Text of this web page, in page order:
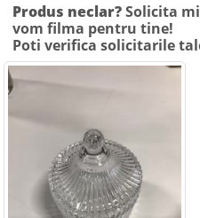
Produs neclar?Solicita
vom filma pentru tine!
Poti verifica solicitarile